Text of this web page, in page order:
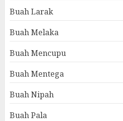
Buah Larak
Buah Melaka
Buah Mencupu
Buah Mentega
Buah Nipah
Buah Pala